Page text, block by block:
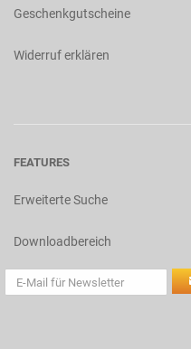
Geschenkgutscheine
Widerruf erklären
FEATURES
Erweiterte Suche
Downloadbereich